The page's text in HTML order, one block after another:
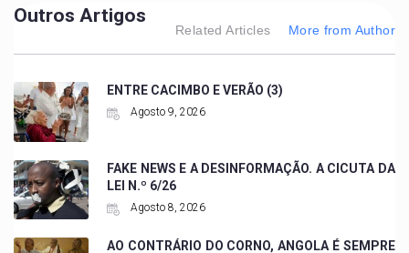
Outros Artigos
Related Articles More from Author
ENTRE CACIMBO E VERÃO (3)
Agosto 9, 2026
FAKE NEWS E A DESINFORMAÇÃO. A CICUTA DA
LEI N.º 6/26
Agosto 8, 2026
AO CONTRÁRIO DO CORNO, ANGOLA É SEMPRE